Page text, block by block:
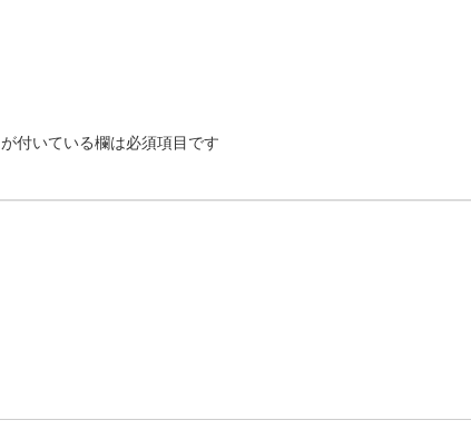
が付いている欄は必須項目です